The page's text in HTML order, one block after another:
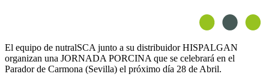
El equipo de nutralSCA junto a su distribuidor HISPALGAN
organizan una JORNADA PORCINA que se celebrará en el
Parador de Carmona (Sevilla) el próximo día 28 de Abril.